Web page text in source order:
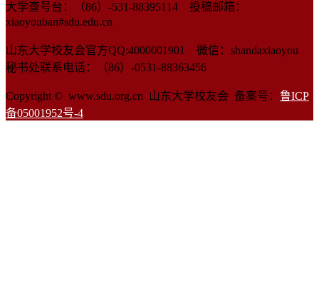
大学查号台：（86）-531-88395114 投稿邮箱：
xiaoyouban#sdu.edu.cn
山东大学校友会官方QQ:4000001901 微信：shandaxiaoyou
秘书处联系电话：（86）-0531-88363456
Copyright © www.sdu.org.cn 山东大学校友会 备案号： 鲁ICP
备05001952号-4